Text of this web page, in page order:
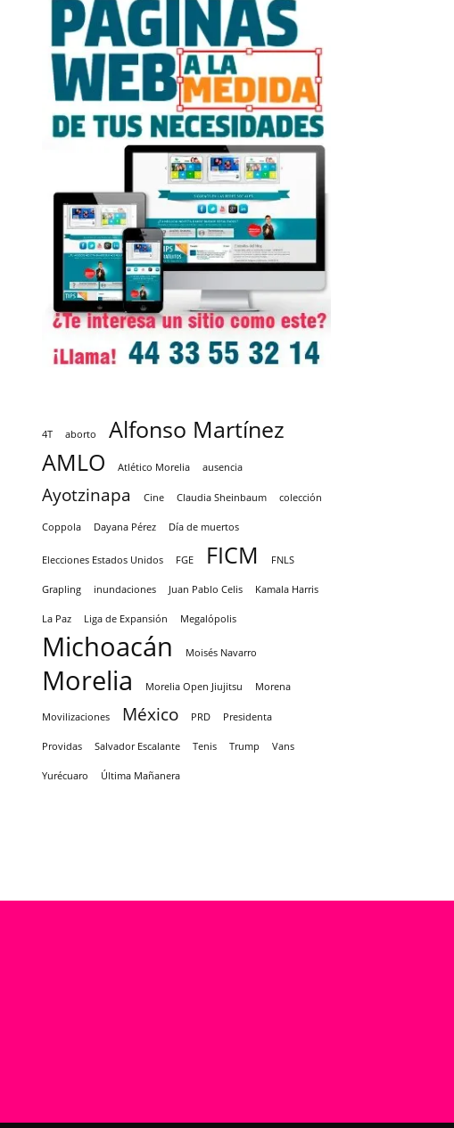
4T aborto
Alfonso Martínez
AMLO
Atlético Morelia ausencia
Ayotzinapa Cine Claudia Sheinbaum colección
Coppola Dayana Pérez Día de muertos
Elecciones Estados Unidos FGE FICM FNLS
Grapling inundaciones Juan Pablo Celis Kamala Harris
La Paz Liga de Expansión Megalópolis
Michoacán Moisés Navarro
Morelia Morelia Open Jiujitsu Morena
Movilizaciones México PRD Presidenta
Providas Salvador Escalante Tenis Trump Vans
Yurécuaro Última Mañanera